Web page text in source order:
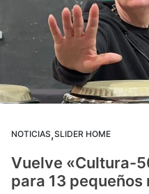
NOTICIAS,SLIDER HOME
Vuelve «Cultura-
para 13